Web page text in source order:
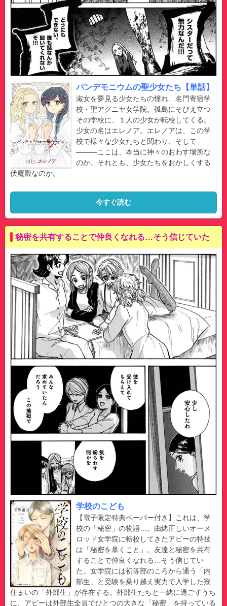
パンデモニウムの聖少女たち【単話】
淑女を夢見る少女たちの憧れ、名門寄宿学
校・聖アグニヤ女学院。孤島にそびえ立つ
その学校に、１人の少女が転校してくる。
少女の名はエレノア。エレノアは、この学
校で様々な少女たちと関わり、そして
―――ここは、本当に神々のおわす場所な
のか。それとも、少女たちをおかしくする
伏魔殿なのか。
今すぐ読む
秘密を共有することで仲良くなれる…そう信じていた
学校のこども
【電子限定特典ペーパー付き】これは、学
校の「秘密」の物語…。由緒正しいオーメ
ロッド女学院に転校してきたアビーの特技
は「秘密を暴くこと」。友達と秘密を共有
することで仲良くなれる…そう信じてい
た。女学院には初等部のころから通う「内
部生」と受験を乗り越え実力で入学した寮
住まいの「外部生」が存在する。外部生たちと一緒に過ごすうち
に、アビーは外部生全員でひとつの大きな「秘密」を持っている